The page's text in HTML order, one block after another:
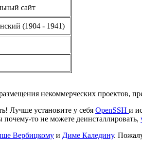
сайт
(1904 - 1941)
некоммерческих проектов,
Лучше установите у себя OpenSSH и
то не можете деинсталлировать,
Вербицкому и Диме Каледину.